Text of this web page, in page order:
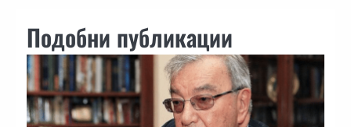
Подобни публикации